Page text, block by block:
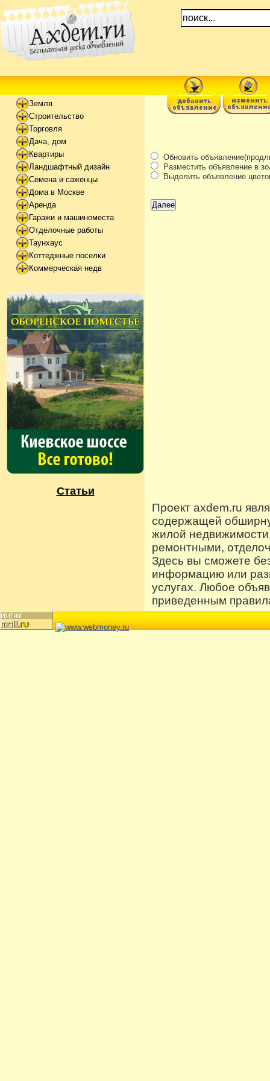
Земля
Строительство
Торговля
Дача, дом
Квартиры
Ландшафтный дизайн
Семена и саженцы
Дома в Москве
Аренда
Гаражи и машиноместа
Отделочные работы
Таунхаус
Коттеджные поселки
Коммерческая недв
Статьи
Обновить
Разместить объявление в
Выделить объявление
Проект axdem.ru
содержащей
жилой
ремонтными,
Здесь вы сможете
информацию или
услугах. Любое
приведенным